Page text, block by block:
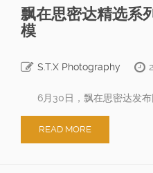
飘在思密达精选系
模
S.T.X Photography
6月30日，飘在思密达发布
READ MORE